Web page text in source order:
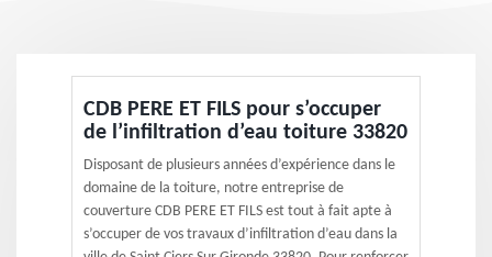
CDB PERE ET FILS pour s’occuper
de l’infiltration d’eau toiture 33820
Disposant de plusieurs années d’expérience dans le
domaine de la toiture, notre entreprise de
couverture CDB PERE ET FILS est tout à fait apte à
s’occuper de vos travaux d’infiltration d’eau dans la